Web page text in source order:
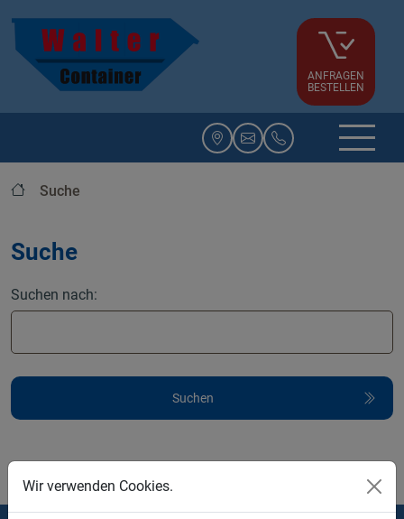
ANFRAGEN
BESTELLEN
Startseite
Suche
Suche
Suchen nach:
Wir verwenden Cookies.